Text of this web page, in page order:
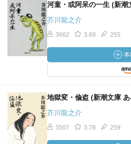
河童・或阿呆の一生 (新潮
芥川龍之介
3662 3.69 255
地獄変・偸盗 (新潮文庫
芥川龍之介
3507 3.78 259